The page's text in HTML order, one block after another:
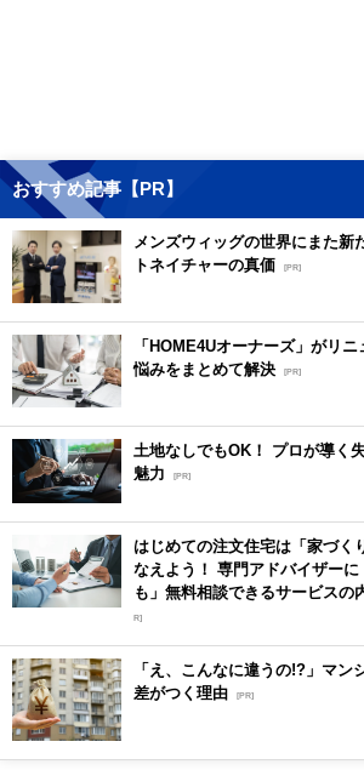
おすすめ記事【PR】
メンズウィッグの世界にまた新
トネイチャーの真価 [PR]
「HOME4Uオーナーズ」がリ
悩みをまとめて解決 [PR]
土地なしでもOK！ プロが導く
魅力
[PR]
はじめての注文住宅は「家づく
なえよう！ 専門アドバイザー
も」無料相談できるサービスの
R]
「え、こんなに違うの!?」マン
差がつく理由 [PR]